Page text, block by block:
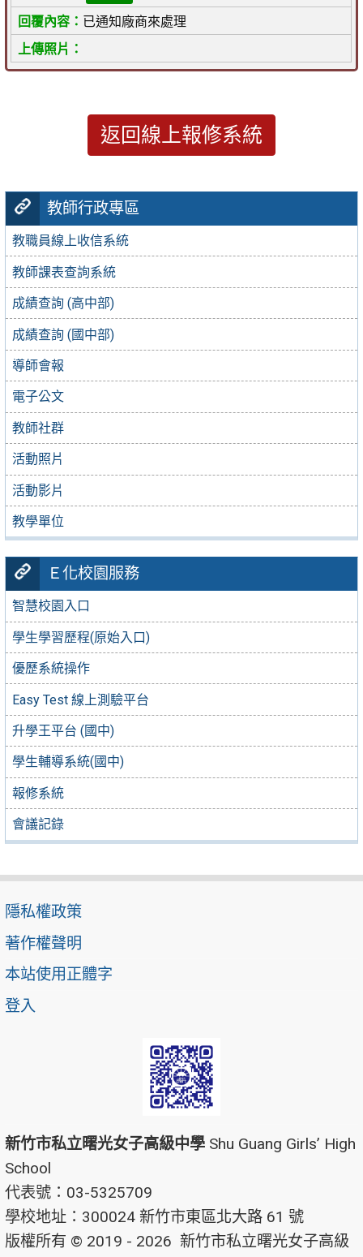
教師行政專區
教職員線上收信系統
教師課表查詢系統
成績查詢 (高中部)
成績查詢 (國中部)
導師會報
電子公文
教師社群
活動照片
活動影片
教學單位
Ｅ化校園服務
智慧校園入口
學生學習歷程(原始入口)
優歷系統操作
Easy Test 線上測驗平台
升學王平台 (國中)
學生輔導系統(國中)
報修系統
會議記錄
已通知廠商來處理
返回線上報修系統
隱私權政策
著作權聲明
本站使用正體字
登入
新竹市私立曙光女子高級中學 Shu Guang Girls’ High
School
代表號：03-5325709
學校地址：300024 新竹市東區北大路 61 號
版權所有 © 2019 - 2026 新竹市私立曙光女子高級